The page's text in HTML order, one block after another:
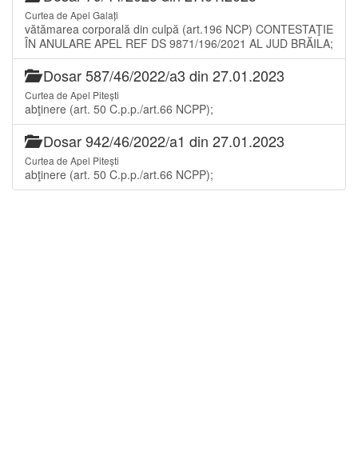
Curtea de Apel Galați
vătămarea corporală din culpă (art.196 NCP) CONTESTAŢIE
ÎN ANULARE APEL REF DS 9871/196/2021 AL JUD BRĂILA;
Dosar 587/46/2022/a3 din 27.01.2023
Curtea de Apel Pitești
abţinere (art. 50 C.p.p./art.66 NCPP);
Dosar 942/46/2022/a1 din 27.01.2023
Curtea de Apel Pitești
abţinere (art. 50 C.p.p./art.66 NCPP);